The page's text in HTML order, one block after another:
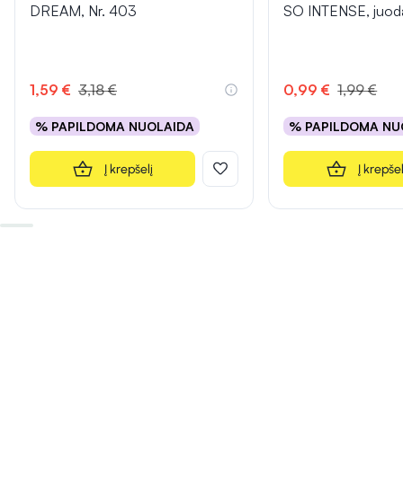
DREAM, Nr. 403
1,59 € 3,18 €
% PAPILDOMA NUOLAIDA
Į krepšelį
SO INTENSE,
0,99 € 1,99 €
% PAPILDOMA
Į